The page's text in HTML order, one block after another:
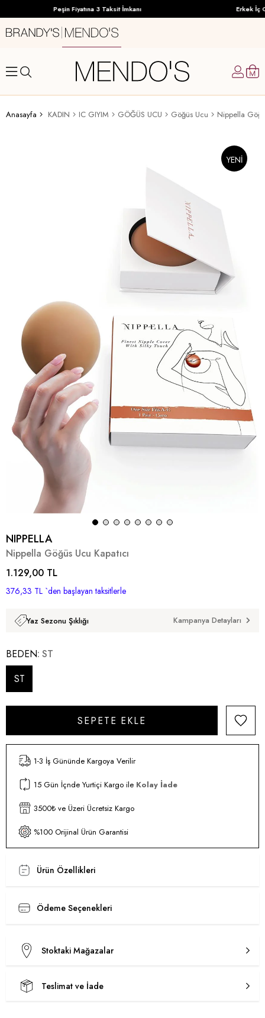
Peşin Fiyatına 3 Taksit İmkanı Erkek İç
Anasayfa KADIN IC GIYIM GÖĞÜS UCU Göğüs Ucu Nippella
YENI
NIPPELLA
Nippella Göğüs Ucu Kapatıcı
1.129,00 TL
376,33 TL `den başlayan taksitlerle
Yaz Sezonu Şıklığı Kampanya Detayları
BEDEN ST
ST
1-3 İş Gününde Kargoya Verilir
15 Gün İçnde Yurtiçi Kargo ile Kolay İade
3500₺ ve Üzeri Ücretsiz Kargo
%100 Orijinal Ürün Garantisi
Ürün Özellikleri
Ödeme Seçenekleri
Stoktaki Mağazalar
Teslimat ve İade